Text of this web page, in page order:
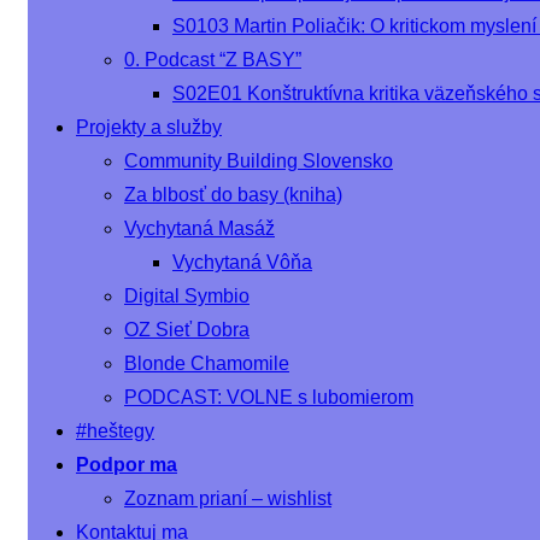
S0103 Martin Poliačik: O kritickom
0. Podcast “Z BASY”
S02E01 Konštruktívna kritika väzeňského
Projekty a služby
Community Building Slovensko
Za blbosť do basy (kniha)
Vychytaná Masáž
Vychytaná Vôňa
Digital Symbio
OZ Sieť Dobra
Blonde Chamomile
PODCAST: VOLNE s lubomierom
#heštegy
Podpor ma
Zoznam prianí – wishlist
Kontaktuj ma